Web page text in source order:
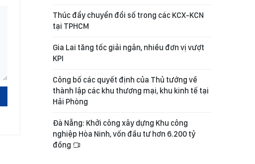
Thúc đẩy chuyển đổi số trong các KCX-KCN
tại TPHCM
Gia Lai tăng tốc giải ngân, nhiều đơn vị vượt
KPI
Công bố các quyết định của Thủ tướng về
thành lập các khu thương mại, khu kinh tế tại
Hải Phòng
Đà Nẵng: Khởi công xây dựng Khu công
nghiệp Hòa Ninh, vốn đầu tư hơn 6.200 tỷ
đồng